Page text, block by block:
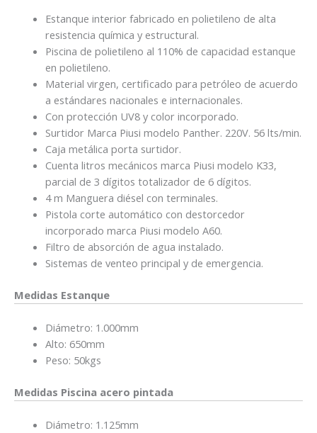
Estanque interior fabricado en polietileno de alta
resistencia química y estructural.
Piscina de polietileno al 110% de capacidad estanque
en polietileno.
Material virgen, certificado para petróleo de acuerdo
a estándares nacionales e internacionales.
Con protección UV8 y color incorporado.
Surtidor Marca Piusi modelo Panther. 220V. 56 lts/min.
Caja metálica porta surtidor.
Cuenta litros mecánicos marca Piusi modelo K33,
parcial de 3 dígitos totalizador de 6 dígitos.
4 m Manguera diésel con terminales.
Pistola corte automático con destorcedor
incorporado marca Piusi modelo A60.
Filtro de absorción de agua instalado.
Sistemas de venteo principal y de emergencia.
Medidas Estanque
Diámetro: 1.000mm
Alto: 650mm
Peso: 50kgs
Medidas Piscina acero pintada
Diámetro: 1.125mm